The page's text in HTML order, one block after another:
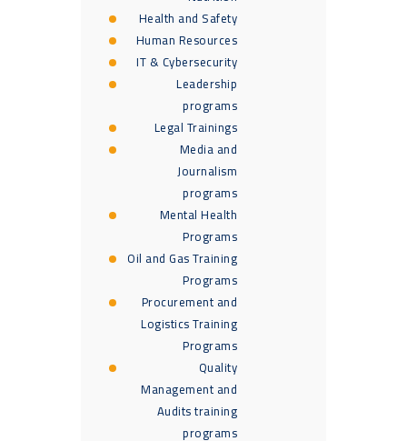
Health and Safety
Human Resources
IT & Cybersecurity
Leadership
programs
Legal Trainings
Media and
Journalism
programs
Mental Health
Programs
Oil and Gas Training
Programs
Procurement and
Logistics Training
Programs
Quality
Management and
Audits training
programs